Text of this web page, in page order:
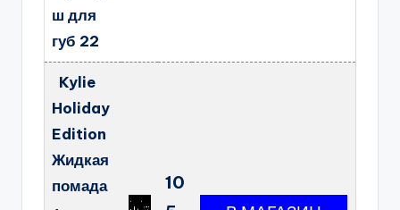
ш для
губ 22
Kylie
Holiday
Edition
Жидкая
помада
10